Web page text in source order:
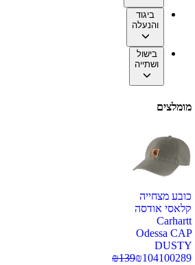
ביגוד
והנעלה
בישול
ושתייה
מומלצים
כובע מצחייה
קלאסי אודסה
Carhartt
Odessa CAP
DUSTY
100289
₪104
₪139